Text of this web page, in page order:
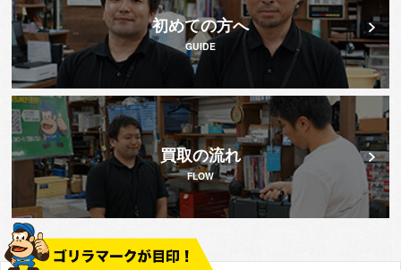
初めての方へ
GUIDE
買取の流れ
FLOW